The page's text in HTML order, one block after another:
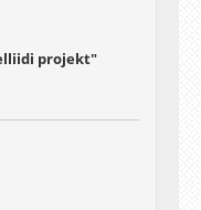
projekt"